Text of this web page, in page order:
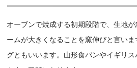
オーブンで焼成する初期段階で、生地
ームが大きくなることを窯伸びと言い
グともいいます。山形食パンやイギリ